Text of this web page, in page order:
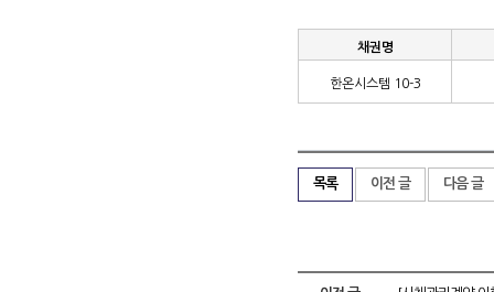
채권명
한온시스템 10-3
목록 이전 글 다음 글